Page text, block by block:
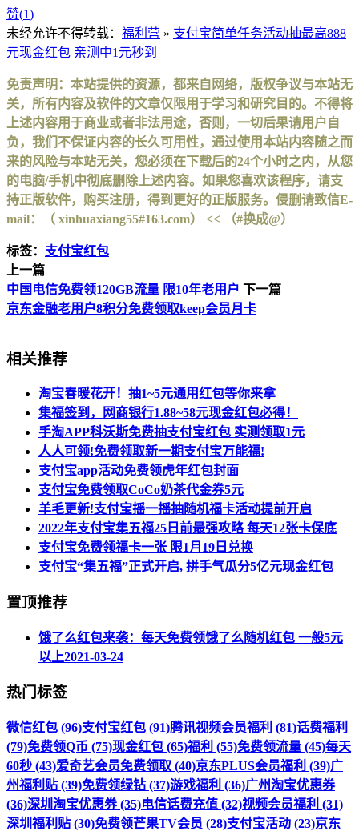
赞(1)
未经允许不得转载： 福利营 » 支付宝简单任务活动抽最高888
元现金红包 亲测中1元秒到
免责声明：本站提供的资源，都来自网络，版权争议与本站无
关，所有内容及软件的文章仅限用于学习和研究目的。不得将
上述内容用于商业或者非法用途，否则，一切后果请用户自
负，我们不保证内容的长久可用性，通过使用本站内容随之而
来的风险与本站无关，您必须在下载后的24个小时之内，从您
的电脑/手机中彻底删除上述内容。如果您喜欢该程序，请支
持正版软件，购买注册，得到更好的正版服务。侵删请致信E-
mail：（ xinhuaxiang55#163.com） << （#换成@）
标签： 支付宝红包
上一篇
中国电信免费领120GB流量 限10年老用户 下一篇
京东金融老用户8积分免费领取keep会员月卡
相关推荐
淘宝春暖花开！抽1~5元通用红包等你来拿
集福签到，网商银行1.88~58元现金红包必得！
手淘APP科沃斯免费抽支付宝红包 实测领取1元
人人可领!免费领取新一期支付宝万能福!
支付宝app活动免费领虎年红包封面
支付宝免费领取CoCo奶茶代金券5元
羊毛更新!支付宝摇一摇抽随机福卡活动提前开启
2022年支付宝集五福25日前最强攻略 每天12张卡保底
支付宝免费领福卡一张 限1月19日兑换
支付宝“集五福”正式开启, 拼手气瓜分5亿元现金红包
置顶推荐
饿了么红包来袭：每天免费领饿了么随机红包 一般5元
以上2021-03-24
热门标签
微信红包 (96)支付宝红包 (91)腾讯视频会员福利 (81)话费福利
(79)免费领Q币 (75)现金红包 (65)福利 (55)免费领流量 (45)每天
60秒 (43)爱奇艺会员免费领取 (40)京东PLUS会员福利 (39)广
州福利贴 (39)免费领绿钻 (37)游戏福利 (36)广州淘宝优惠券
(36)深圳淘宝优惠券 (35)电信话费充值 (32)视频会员福利 (31)
深圳福利贴 (30)免费领芒果TV会员 (28)支付宝活动 (23)京东